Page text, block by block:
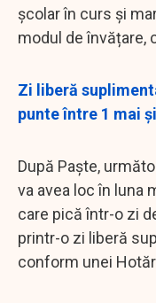
școlar în curs și
modul de învățare,
Zi liberă
punte între 1 mai
După Paște,
va avea loc în luna
care pică într-o zi
printr-o zi liberă
conform unei